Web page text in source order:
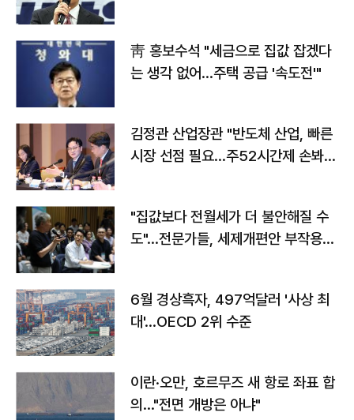
靑 홍보수석 "세금으로 집값 잡겠다
는 생각 없어…주택 공급 '속도전'"
김정관 산업장관 "반도체 산업, 빠른
시장 선점 필요…주52시간제 손봐
"집값보다 전월세가 더 불안해질 수
도"…전문가들, 세제개편안 부작용
6월 경상흑자, 497억달러 '사상 최
대'…OECD 2위 수준
이란·오만, 호르무즈 새 항로 좌표 합
의…"전면 개방은 아냐"